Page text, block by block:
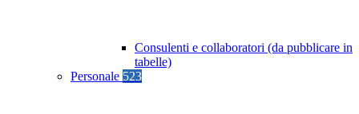
Consulenti e collaboratori (da pubblicare in
tabelle)
Personale 523